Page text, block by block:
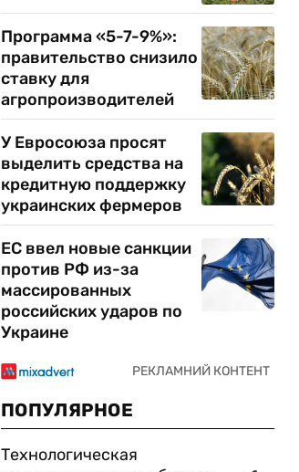
Программа «5-7-9%»:
правительство снизило
ставку для
агропроизводителей
У Евросоюза просят
выделить средства на
кредитную поддержку
украинских фермеров
ЕС ввел новые санкции
против РФ из-за
массированных
российских ударов по
Украине
ПОПУЛЯРНОЕ
Технологическая